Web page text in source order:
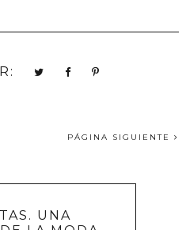
PÁGINA SIGUIENTE
UNA